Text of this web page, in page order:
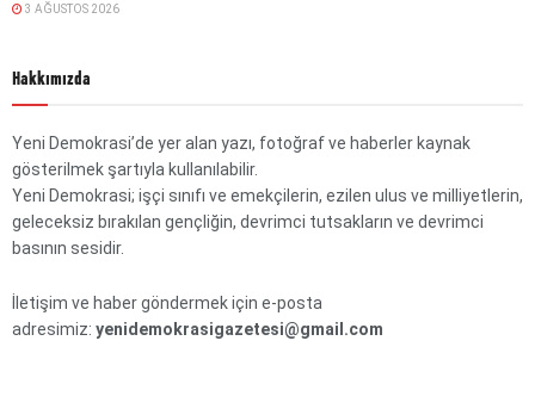
3 AĞUSTOS 2026
Hakkımızda
Yeni Demokrasi’de yer alan yazı, fotoğraf ve haberler kaynak
gösterilmek şartıyla kullanılabilir.
Yeni Demokrasi; işçi sınıfı ve emekçilerin, ezilen ulus ve milliyetlerin,
geleceksiz bırakılan gençliğin, devrimci tutsakların ve devrimci
basının sesidir.
İletişim ve haber göndermek için e-posta
adresimiz: yenidemokrasigazetesi@gmail.com